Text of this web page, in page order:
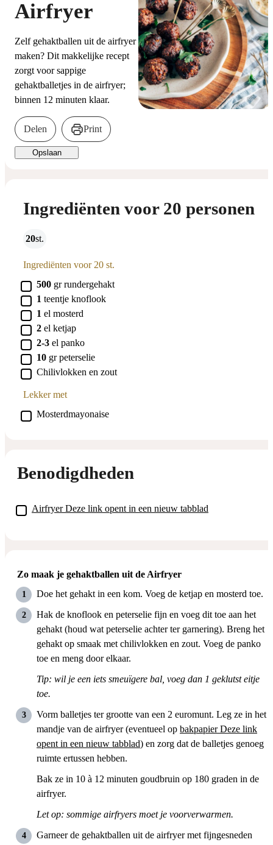
Airfryer
Zelf gehaktballen uit de airfryer
maken? Dit makkelijke recept
zorgt voor sappige
gehaktballetjes in de airfryer;
binnen 12 minuten klaar.
Delen Print
Opslaan
Ingrediënten voor 20 personen
20 st.
Ingrediënten voor 20 st.
▢
500 gr rundergehakt
▢
1 teentje knoflook
▢
1 el mosterd
▢
2 el ketjap
▢
2-3 el panko
▢
10 gr peterselie
▢
Chilivlokken en zout
Lekker met
▢
Mosterdmayonaise
Benodigdheden
▢
AirfryerDeze link opent in een nieuw tabblad
Zo maak je gehaktballen uit de Airfryer
Doe het gehakt in een kom. Voeg de ketjap en mosterd toe.
Hak de knoflook en peterselie fijn en voeg dit toe aan het
gehakt (houd wat peterselie achter ter garnering). Breng het
gehakt op smaak met chilivlokken en zout. Voeg de panko
toe en meng door elkaar.
Tip: wil je een iets smeuïgere bal, voeg dan 1 geklutst eitje
toe.
Vorm balletjes ter grootte van een 2 euromunt. Leg ze in het
mandje van de airfryer (eventueel op bakpapierDeze link
opent in een nieuw tabblad) en zorg dat de balletjes genoeg
ruimte ertussen hebben.
Bak ze in 10 à 12 minuten goudbruin op 180 graden in de
airfryer.
Let op: sommige airfryers moet je voorverwarmen.
Garneer de gehaktballen uit de airfryer met fijngesneden